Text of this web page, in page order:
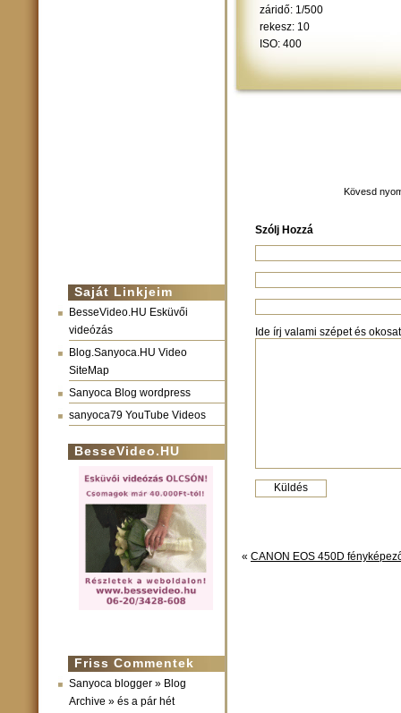
Saját Linkjeim
BesseVideo.HU Esküvői
videózás
Blog.Sanyoca.HU Video
SiteMap
Sanyoca Blog wordpress
sanyoca79 YouTube Videos
BesseVideo.HU
Friss Commentek
Sanyoca blogger » Blog
Archive » és a pár hét
záridő: 1/500
rekesz: 10
ISO: 400
Kövesd
Szólj Hozzá
Ide írj valami szépet és
« CANON EOS 450D